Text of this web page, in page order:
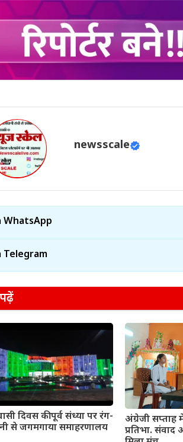
newsscale
WhatsApp
Telegram
दिवस की पूर्व संध्या पर रंग-
से जगमगाया समाहरणालय
अंग्रेजी सप्ताह
प्रतिभा.